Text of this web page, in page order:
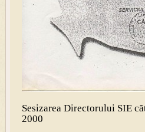
Sesizarea Directorului SIE
2000